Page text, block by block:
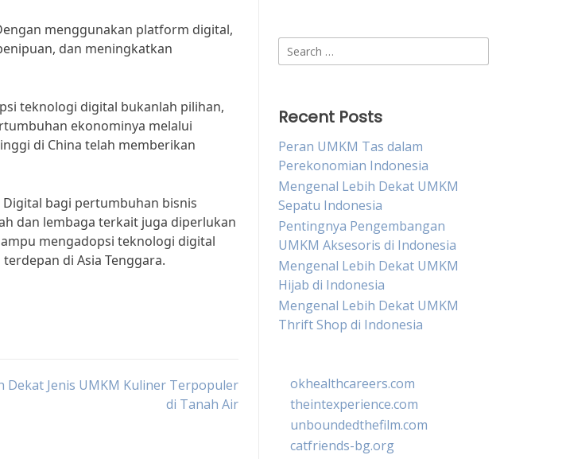
menggunakan platform digital,
dan meningkatkan
teknologi digital bukanlah pilihan,
ekonominya melalui
di China telah memberikan
bagi pertumbuhan bisnis
dan lembaga terkait juga diperlukan
mengadopsi teknologi digital
di Asia Tenggara.
Dekat Jenis UMKM Kuliner Terpopuler
di Tanah Air
Search
for:
Recent Posts
Peran UMKM Tas dalam
Perekonomian Indonesia
Mengenal Lebih Dekat UMKM
Sepatu Indonesia
Pentingnya Pengembangan
UMKM Aksesoris di Indonesia
Mengenal Lebih Dekat UMKM
Hijab di Indonesia
Mengenal Lebih Dekat UMKM
Thrift Shop di Indonesia
okhealthcareers.com
theintexperience.com
unboundedthefilm.com
catfriends-bg.org